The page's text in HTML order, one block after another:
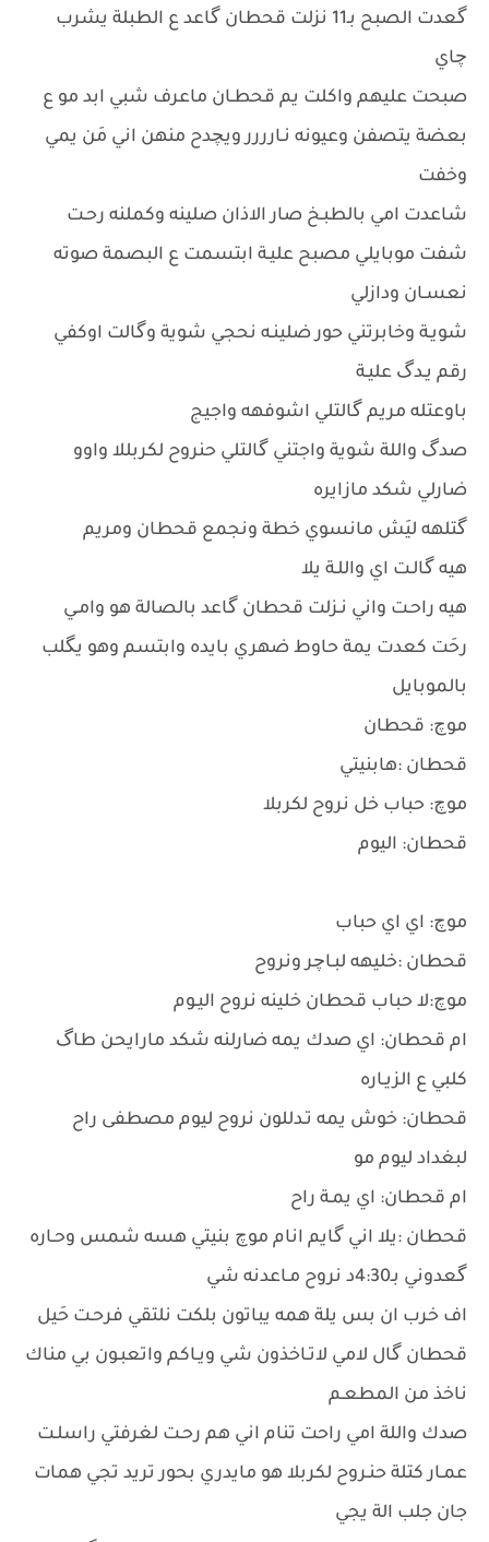
گعدت الصبح بـ11 نزلت قحطان گاعد ع الطبلة يشرب
چاي
صبحت عليهم واكلت يم قحطـان ماعرف شبي ابد مو ع
بعضة يتصفن وعيونه نـارررر ويچدح منهن اني مَن يمي
وخفت
شاعدت امي بالطبـخ صار الاذان صلينه وكملنه رحـت
شفت موبايلي مصبح عليـة ابتسمت ع البصمة صوته
نعسـان ودازلي
شويـة وخابرتني حور ضلينـه نحجي شوية وگالت اوكفي
رقم يـدگ عليـة
باوعتله مريم گالتلي اشوفهه واجيج
صدگ واللة شوية واجتني گالتلي حنروح لكربللا واوو
ضارلي شكد مازايره
گتلهه ليَش مانسوي خطة ونجمع قحطان ومريم
هيه گالـت اي واللـة يلا
هيه راحـت واني نـزلت قحطان گاعد بالصالة هو وامـي
رحَت كعدت يمة حاوط ضهري بايده وابتسم وهو يگلب
بالموبايل
موچ: قحطان
قحطان :هابنيتي
موچ: حباب خل نروح لكربلا
قحطان: اليوم
موچ: اي اي حباب
قحطان :خليهه لبـاچر ونروح
موچ:لا حباب قحطان خلينه نروح اليـوم
ام قحطان: اي صدك يمه ضارلنه شكد مارايحن طاگ
كلبي ع الزيـاره
قحطان: خوش يمه تـدللون نروح ليوم مصطفى راح
لبغداد ليوم مو
ام قحطان: اي يمـة راح
قحطان :يلا اني گايم انام موچ بنيتي هسه شمس وحـاره
گعدوني بـ4:30د نروح مـاعدنه شي
اف خرب ان بس يلة همه يباتون بلكت نلتقي فرحـت حَيل
قحطان گال لامي لاتـاخذون شي ويـاكم واتعبـون بي مناك
ناخذ من المطعـم
صدك واللة امي راحت تنام اني هم رحـت لغرفتي راسلـت
عمـار كتلة حنـروح لكربلا هو مايدري بحور تريد تجي همات
جان جلب الة يجي